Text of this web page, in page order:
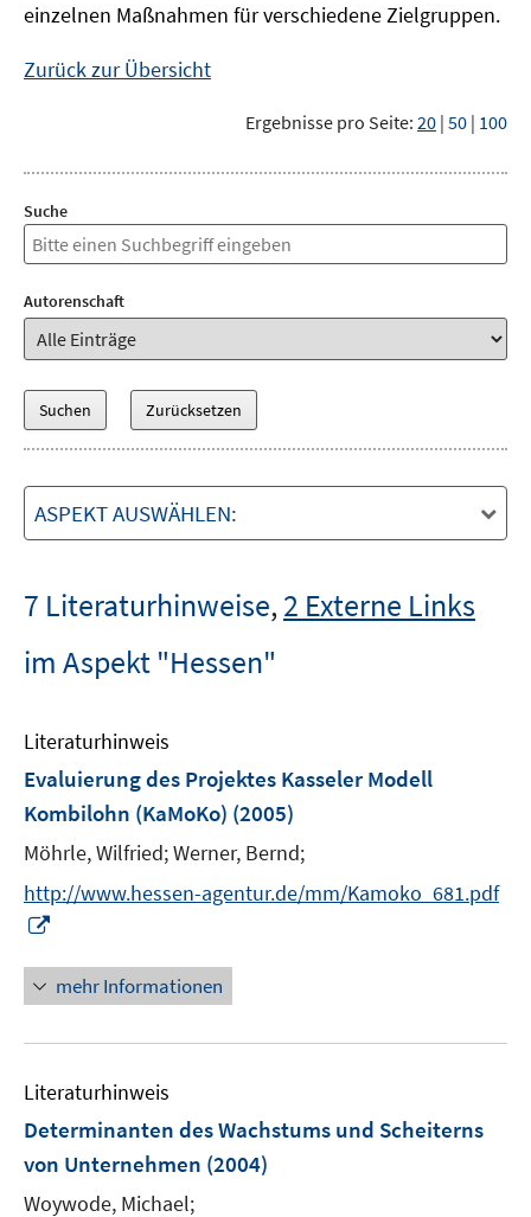
einzelnen Maßnahmen für verschiedene Zielgruppen.
Zurück zur Übersicht
Ergebnisse pro Seite: 20 | 50 | 100
Suche
Autorenschaft
ASPEKT AUSWÄHLEN:
7 Literaturhinweise,2 Externe Links
im Aspekt "Hessen"
Literaturhinweis
Evaluierung des Projektes Kasseler Modell
Kombilohn (KaMoKo) (2005)
Möhrle, Wilfried;Werner, Bernd;
http://www.hessen-agentur.de/mm/Kamoko_681.pdf
n
e
u
m
F
n
s
mehr Informationen
Literaturhinweis
Determinanten des Wachstums und Scheiterns
von Unternehmen (2004)
Woywode, Michael;